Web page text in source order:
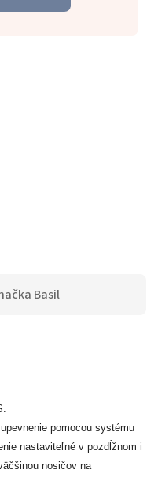
Basil
pomocou systému
nastaviteľné v pozdĺžnom i
nosičov na